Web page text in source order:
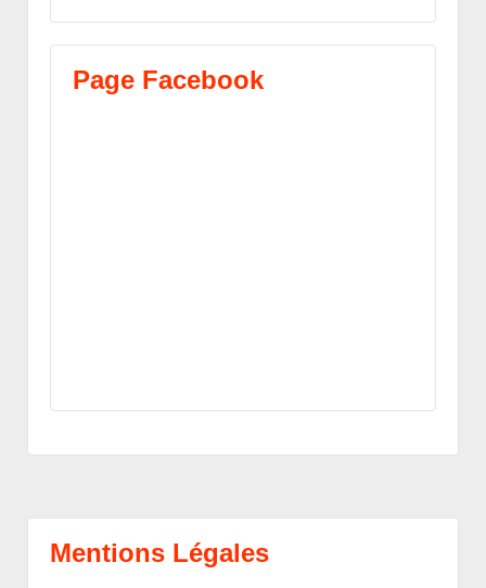
Page Facebook
Mentions Légales